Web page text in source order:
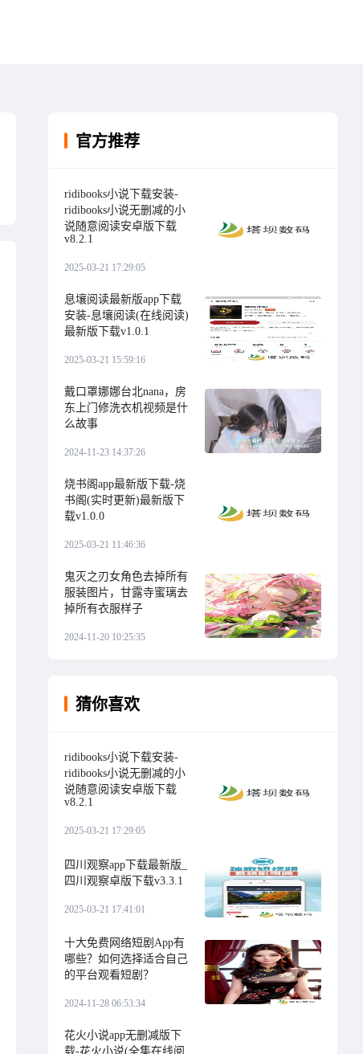
官方推荐
ridibooks小说下载安装-
ridibooks小说无删减的小
说随意阅读安卓版下载
v8.2.1
2025-03-21 17:29:05
息壤阅读最新版app下载
安装-息壤阅读(在线阅读)
最新版下载v1.0.1
2025-03-21 15:59:16
戴口罩娜娜台北nana，房
东上门修洗衣机视频是什
么故事
2024-11-23 14:37:26
烧书阁app最新版下载-烧
书阁(实时更新)最新版下
载v1.0.0
2025-03-21 11:46:36
鬼灭之刃女角色去掉所有
服装图片，甘露寺蜜璃去
掉所有衣服样子
2024-11-20 10:25:35
猜你喜欢
ridibooks小说下载安装-
ridibooks小说无删减的小
说随意阅读安卓版下载
v8.2.1
2025-03-21 17:29:05
四川观察app下载最新版_
四川观察卓版下载v3.3.1
2025-03-21 17:41:01
十大免费网络短剧App有
哪些？如何选择适合自己
的平台观看短剧？
2024-11-28 06:53:34
花火小说app无删减版下
载-花火小说(全集在线阅